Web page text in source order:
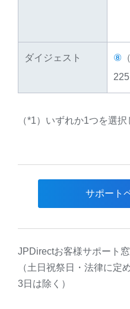
ダイジェスト ⑧
（*1）いずれか1つを選択
サポート
JPDirectお客様サポート
（土日祝祭日・法律に定
3日は除く）